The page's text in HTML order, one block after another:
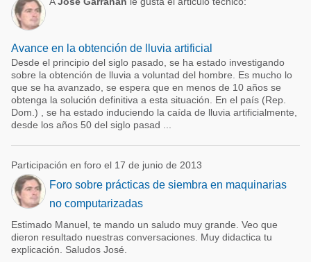
Avicultura
Porcicultura
Lechería
Balanceados - Piensos
Micotoxinas
Porcicultura
Ganadería
Lechería
Avance en la obtención de lluvia artificial
Desde el principio del siglo pasado, se ha estado investigando
sobre la obtención de lluvia a voluntad del hombre. Es mucho lo
que se ha avanzado, se espera que en menos de 10 años se
obtenga la solución definitiva a esta situación. En el país (Rep.
Dom.) , se ha estado induciendo la caída de lluvia artificialmente,
desde los años 50 del siglo pasad ...
Participación en foro el 17 de junio de 2013
Foro sobre prácticas de siembra en maquinarias
no computarizadas
Estimado Manuel, te mando un saludo muy grande. Veo que
dieron resultado nuestras conversaciones. Muy didactica tu
explicación. Saludos José.